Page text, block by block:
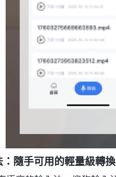
隨手可用的輕量級轉換